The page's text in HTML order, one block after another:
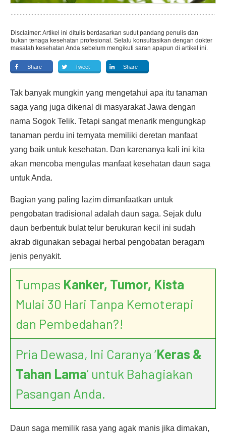
Disclaimer: Artikel ini ditulis berdasarkan sudut pandang penulis dan
bukan tenaga kesehatan profesional. Selalu konsultasikan dengan dokter
masalah kesehatan Anda sebelum mengikuti saran apapun di artikel ini.
Share Tweet Share
Tak banyak mungkin yang mengetahui apa itu tanaman
saga yang juga dikenal di masyarakat Jawa dengan
nama Sogok Telik. Tetapi sangat menarik mengungkap
tanaman perdu ini ternyata memiliki deretan manfaat
yang baik untuk kesehatan. Dan karenanya kali ini kita
akan mencoba mengulas manfaat kesehatan daun saga
untuk Anda.
Bagian yang paling lazim dimanfaatkan untuk
pengobatan tradisional adalah daun saga. Sejak dulu
daun berbentuk bulat telur berukuran kecil ini sudah
akrab digunakan sebagai herbal pengobatan beragam
jenis penyakit.
Tumpas Kanker, Tumor, Kista
Mulai 30 Hari Tanpa Kemoterapi
dan Pembedahan?!
Pria Dewasa, Ini Caranya ‘Keras &
Tahan Lama’ untuk Bahagiakan
Pasangan Anda.
Daun saga memilik rasa yang agak manis jika dimakan,